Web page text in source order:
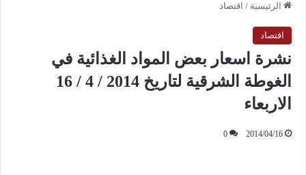
الرئيسية / اقتصاد
اقتصاد
نشرة اسعار بعض المواد الغذائية في
الغوطة الشرقية لتاريخ 2014 / 4 / 16
الاربعاء
2014/04/16
0